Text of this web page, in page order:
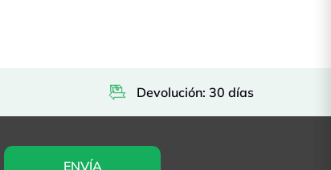
Devolución: 30 días